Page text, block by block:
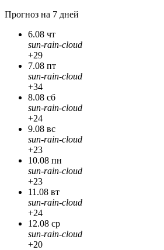
Прогноз на 7 дней
6.08 чт
sun-rain-cloud
+29
7.08 пт
sun-rain-cloud
+34
8.08 сб
sun-rain-cloud
+24
9.08 вс
sun-rain-cloud
+23
10.08 пн
sun-rain-cloud
+23
11.08 вт
sun-rain-cloud
+24
12.08 ср
sun-rain-cloud
+20